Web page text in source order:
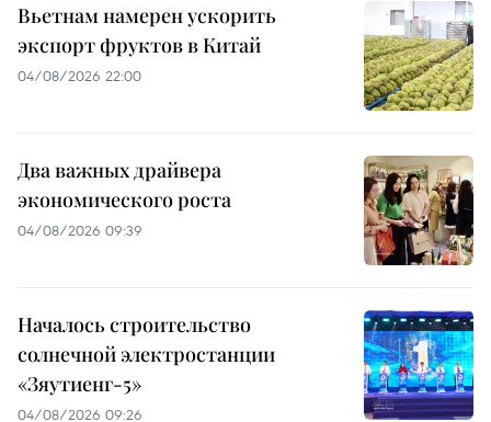
Вьетнам намерен ускорить
экспорт фруктов в Китай
04/08/2026 22:00
Два важных драйвера
экономического роста
04/08/2026 09:39
Началось строительство
солнечной электростанции
«Зяутиенг-5»
04/08/2026 09:26